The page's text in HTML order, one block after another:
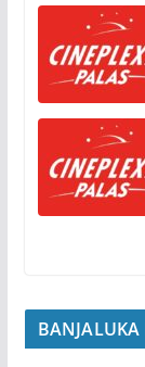
07/08/2026
BANJALUKA